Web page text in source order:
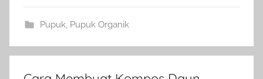
Pupuk, Pupuk Organik